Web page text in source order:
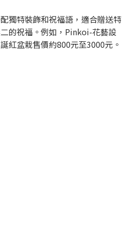
配獨特裝飾和祝福語，適合贈送特
的祝福。例如，Pinkoi-花藝設
紅盆栽售價約800元至3000元。